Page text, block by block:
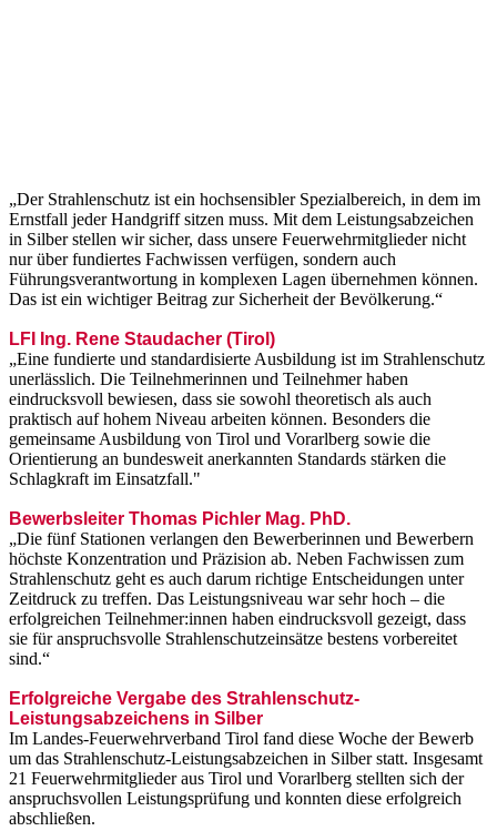
„Der Strahlenschutz ist ein hochsensibler Spezialbereich, in dem im
Ernstfall jeder Handgriff sitzen muss. Mit dem Leistungsabzeichen
in Silber stellen wir sicher, dass unsere Feuerwehrmitglieder nicht
nur über fundiertes Fachwissen verfügen, sondern auch
Führungsverantwortung in komplexen Lagen übernehmen können.
Das ist ein wichtiger Beitrag zur Sicherheit der Bevölkerung.“
LFI Ing. Rene Staudacher (Tirol)
„Eine fundierte und standardisierte Ausbildung ist im Strahlenschutz
unerlässlich. Die Teilnehmerinnen und Teilnehmer haben
eindrucksvoll bewiesen, dass sie sowohl theoretisch als auch
praktisch auf hohem Niveau arbeiten können. Besonders die
gemeinsame Ausbildung von Tirol und Vorarlberg sowie die
Orientierung an bundesweit anerkannten Standards stärken die
Schlagkraft im Einsatzfall."
Bewerbsleiter Thomas Pichler Mag. PhD.
„Die fünf Stationen verlangen den Bewerberinnen und Bewerbern
höchste Konzentration und Präzision ab. Neben Fachwissen zum
Strahlenschutz geht es auch darum richtige Entscheidungen unter
Zeitdruck zu treffen. Das Leistungsniveau war sehr hoch – die
erfolgreichen Teilnehmer:innen haben eindrucksvoll gezeigt, dass
sie für anspruchsvolle Strahlenschutzeinsätze bestens vorbereitet
sind.“
Erfolgreiche Vergabe des Strahlenschutz-
Leistungsabzeichens in Silber
Im Landes-Feuerwehrverband Tirol fand diese Woche der Bewerb
um das Strahlenschutz-Leistungsabzeichen in Silber statt. Insgesamt
21 Feuerwehrmitglieder aus Tirol und Vorarlberg stellten sich der
anspruchsvollen Leistungsprüfung und konnten diese erfolgreich
abschließen.